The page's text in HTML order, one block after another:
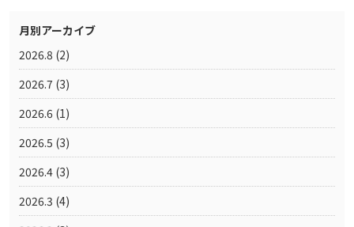
月別アーカイブ
2026.8 (2)
2026.7 (3)
2026.6 (1)
2026.5 (3)
2026.4 (3)
2026.3 (4)